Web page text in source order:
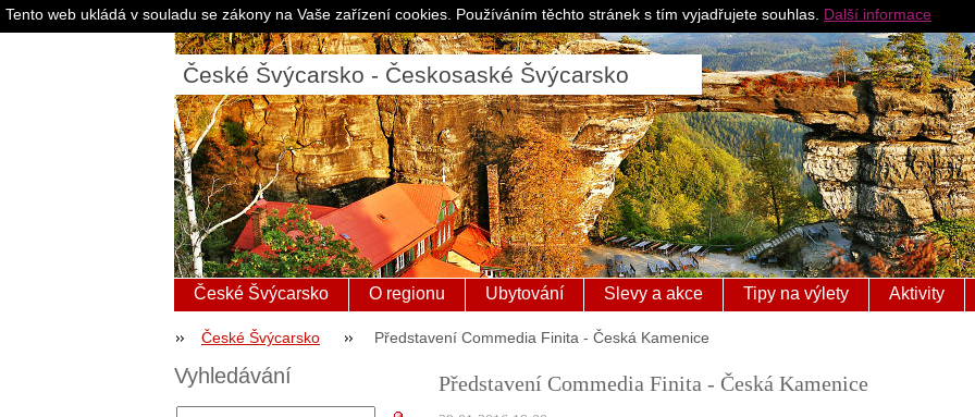
České Švýcarsko - Českosaské Švýcarsko
Pro ubytovatele
České Švýcarsko O regionu Ubytování Slevy a akce Tipy na výlety Aktivity
České Švýcarsko Představení Commedia Finita - Česká Kamenice
Představení Commedia Finita - Česká Kamenice
Vyhledávání
Tento web ukládá v souladu se zákony na Vaše zařízení cookies. Používáním těchto stránek s tím vyjadřujete souhlas. Další informace